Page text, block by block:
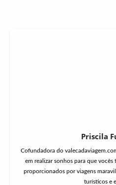
Priscila
Cofundadora do
em realizar sonhos para que
proporcionados por viagens
turísticos e